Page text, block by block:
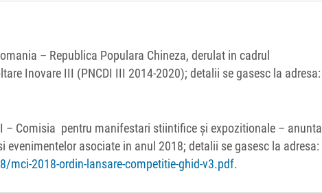
– Republica Populara Chineza, derulat in cadrul
Inovare III (PNCDI III 2014-2020); detalii se gasesc la adresa:
– Comisia pentru manifestari stiintifice și expozitionale – anunta
asociate in anul 2018; detalii se gasesc la adresa:
2018-ordin-lansare-competitie-ghid-v3.pdf.